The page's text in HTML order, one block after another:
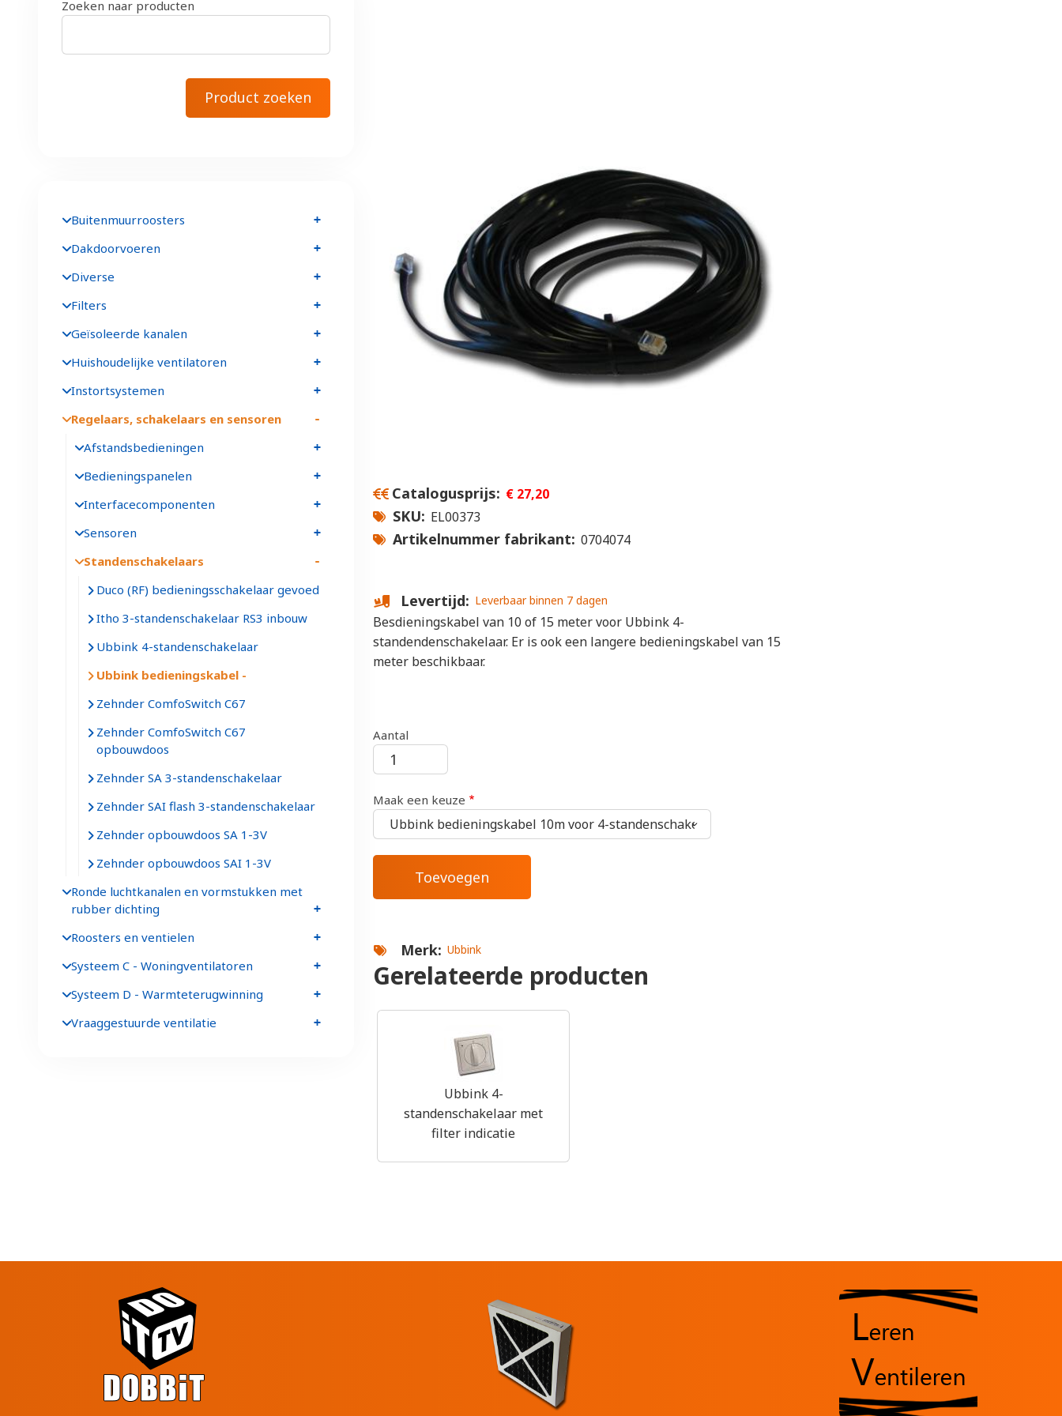
Catalogusprijs € 27,20
SKU EL00373
Artikelnummer fabrikant 0704074
Levertijd Leverbaar binnen 7 dagen
Besdieningskabel van 10 of 15 meter voor Ubbink 4-
standendenschakelaar. Er is ook een langere bedieningskabel van 15
meter beschikbaar.
Aantal
Maak een keuze
Merk Ubbink
Gerelateerde producten
Ubbink 4-
standenschakelaar met
filter indicatie
Zoeken naar producten
Buitenmuurroosters
Dakdoorvoeren
Diverse
Filters
Geïsoleerde kanalen
Huishoudelijke ventilatoren
Instortsystemen
Regelaars, schakelaars en sensoren
Afstandsbedieningen
Bedieningspanelen
Interfacecomponenten
Sensoren
Standenschakelaars
Duco (RF) bedieningsschakelaar gevoed
Itho 3-standenschakelaar RS3 inbouw
Ubbink 4-standenschakelaar
Ubbink bedieningskabel
Zehnder ComfoSwitch C67
Zehnder ComfoSwitch C67
opbouwdoos
Zehnder SA 3-standenschakelaar
Zehnder SAI flash 3-standenschakelaar
Zehnder opbouwdoos SA 1-3V
Zehnder opbouwdoos SAI 1-3V
Ronde luchtkanalen en vormstukken met
rubber dichting
Roosters en ventielen
Systeem C - Woningventilatoren
Systeem D - Warmteterugwinning
Vraaggestuurde ventilatie